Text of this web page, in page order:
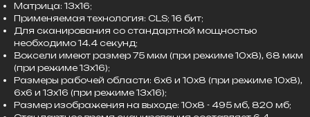
Матрица: 13x16;
Применяемая технология: CLS; 16 бит;
Для сканирования со стандартной мощностью
необходимо 14.4 секунд;
Воксели имеют размер 75 мкм (при режиме 10x8), 68 мкм
(при режиме 13x16);
Размеры рабочей области: 6x6 и 10x8 (при режиме 10x8),
6x6 и 13x16 (при режиме 13x16);
Размер изображения на выходе: 10x8 - 495 мб, 820 мб;